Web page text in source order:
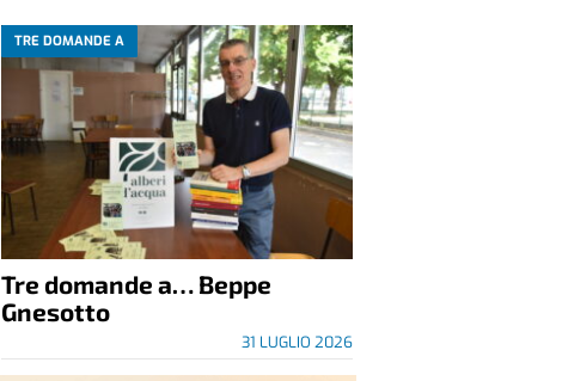
TRE DOMANDE A
Tre domande a… Beppe
Gnesotto
31 LUGLIO 2026